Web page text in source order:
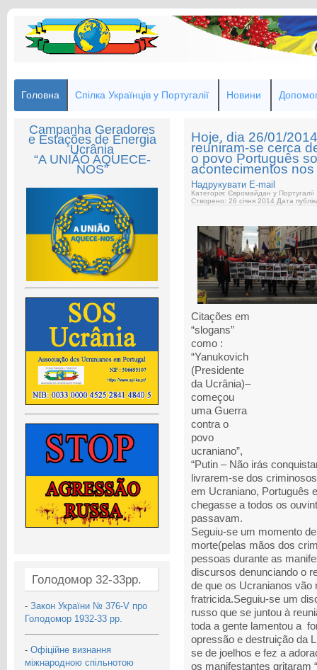
Головна Спілка Українців у Португалії Новини
Campanha Geradores
e Estações de Energia
Ucrânia
“A UNIÃO AQUECE-
NOS”
Голодомор 32-33рр.
- Закон України № 376-V про
Голодомор 1932-33 рр.
- Офіційне визнання
міжнародною спільнотою
Hoje, dia 26/01/
reuniram-se cerca
o povo Português
acontecimentos
Надрукувати E-mail
Категорія: Євромайдан у Португалії
Створено: 26 січня 2014 Дата
Citações em
“slogans”
como :
“Yanukovich
(Presidente
da Ucrânia)–
começou
uma Guerra
contra o
povo
ucraniano”,
“Putin – Não irás
livrarem-se dos
em Ucraniano, Português
chegasse a todos os
passavam.
Seguiu-se um momento
morte(pelas mãos dos
pessoas durante as
discursos denunciando o
de que os Ucranianos vão
fratricida.Seguiu-se um
russo que se juntou à
toda a gente lamentou a
opressão e destruição da
se de joelhos e fez a
os manifestantes gritaram